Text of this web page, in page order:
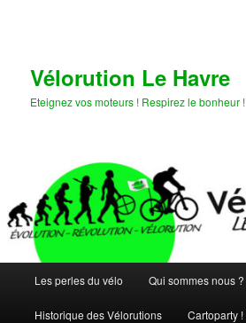
Vélorution Le Havre
Eteignez vos moteurs ! Respirez le bonheur !
principal
Les perles du vélo Qui sommes nous ?
Historique des Vélorutions Cartoparty !